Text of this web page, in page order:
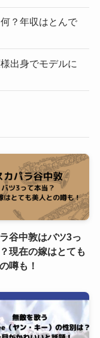
？年収はとんで
出身でモデルに
谷中敦はバツ3っ
現在の嫁はとても
噂も！